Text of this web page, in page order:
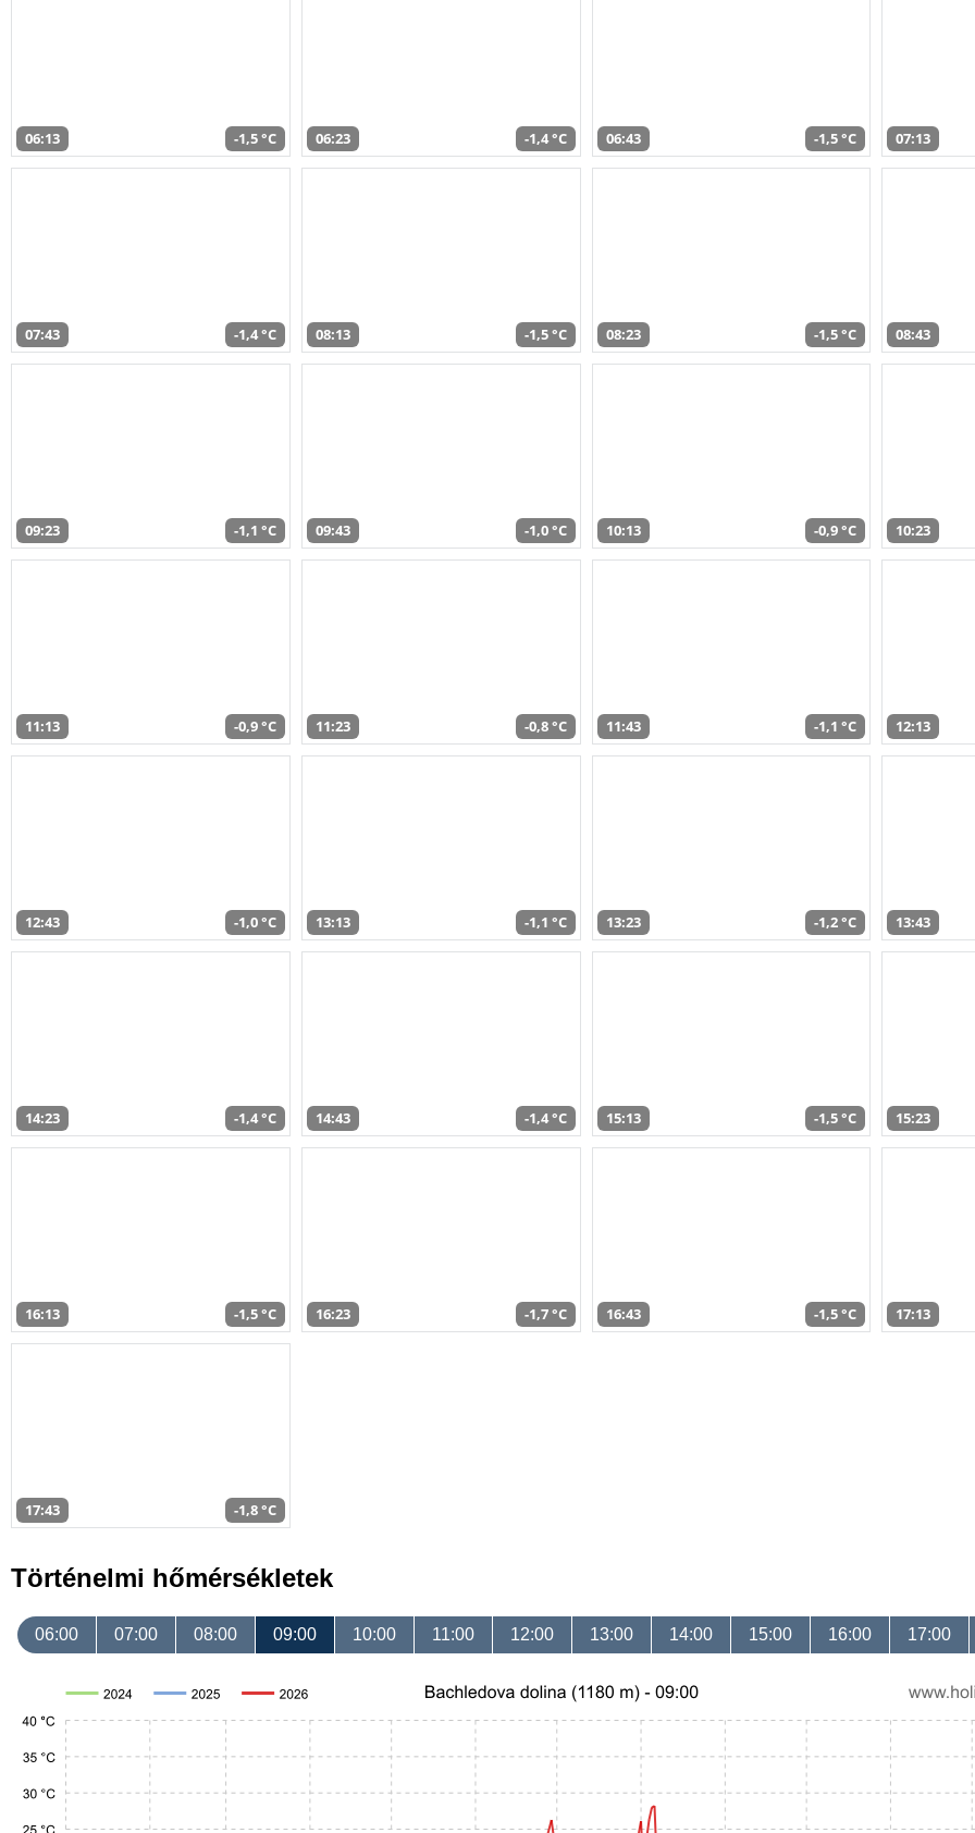
06:13 -1,5 °C 06:23 -1,4 °C 06:43 -1,5 °C 07:13
07:43 -1,4 °C 08:13 -1,5 °C 08:23 -1,5 °C 08:43
09:23 -1,1 °C 09:43 -1,0 °C 10:13 -0,9 °C 10:23
11:13 -0,9 °C 11:23 -0,8 °C 11:43 -1,1 °C 12:13
12:43 -1,0 °C 13:13 -1,1 °C 13:23 -1,2 °C 13:43
14:23 -1,4 °C 14:43 -1,4 °C 15:13 -1,5 °C 15:23
16:13 -1,5 °C 16:23 -1,7 °C 16:43 -1,5 °C 17:13
17:43 -1,8 °C
Történelmi hőmérsékletek
06:00 07:00 08:00 09:00 10:00 11:00 12:00 13:00 14:00 15:00 16:00 17:00